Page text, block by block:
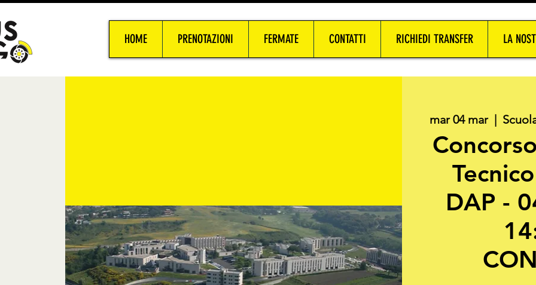
HOME PRENOTAZIONI FERMATE CONTATTI RICHIEDI TRANSFER LA
mar 04 mar
  |
DAP -